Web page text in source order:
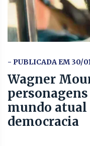
- PUBLICADA EM 30/
Wagner
mundo atual
democracia